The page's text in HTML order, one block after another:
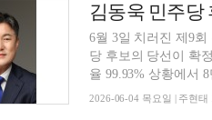
김동욱 민주당
6월 3일 치러진 제9
당 후보의 당선이 확
율 99.93% 상황에서 8
2026-06-04 목요일 | 주현태